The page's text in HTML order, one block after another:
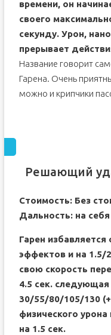
времени, он
своего
секунду. Урон,
прерывает
Название говорит
Гарена. Очень
можно и крипчики
Решающий
Стоимость: Без
Дальность: на себя
Гарен
эффектов и на 1.5/
свою скорость
4.5 сек. следующая
30/55/80/105/130
физического
на 1.5 сек.